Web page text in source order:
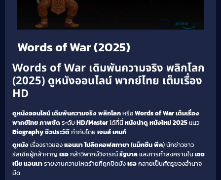
Words of War (2025)
Words of War เดิมพันความจริง พลิกโลก
(2025) ดูหนังออนไลน์ พากย์ไทย เต็มเรื่อง
HD
ดูหนังออนไลน์เดิมพันความจริง พลิกโลกหรือWords of Warเต็มเรื่อง
พากย์ไทยภาพชัด ระดับHD/Masterได้ที่นี่หนังน่าดูหนังใหม่ 2025แนว
Biography ชีวประวัติกำกับโดย เจมส์ เคนท์
ดูหนังเรื่องราวของแอนนา โปลิตคอฟสกายา(แม็กซีน พีค) นักข่าวชาว
รัสเซียผู้กล้าหาญ เธอกล้าวิพากษ์วิจารณ์รัฐบาลและการทำสงครามใน เชช
เนียแอนนารายงานความโหดร้ายที่ถูกปิดบังเธอกลายเป็นศัตรูของอำนาจ
มืด